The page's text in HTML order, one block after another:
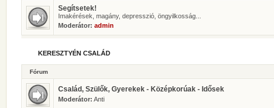
Segítsetek!
Imakérések, magány, depresszió, öngyilkosság...
Moderátor: admin
KERESZTYÉN CSALÁD
Fórum
Család, Szülők, Gyerekek - Középkorúak - Idősek
Moderátor: Anti